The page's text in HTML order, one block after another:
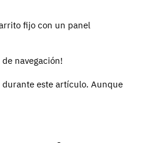
fijo con un panel
navegación!
durante este artículo. Aunque